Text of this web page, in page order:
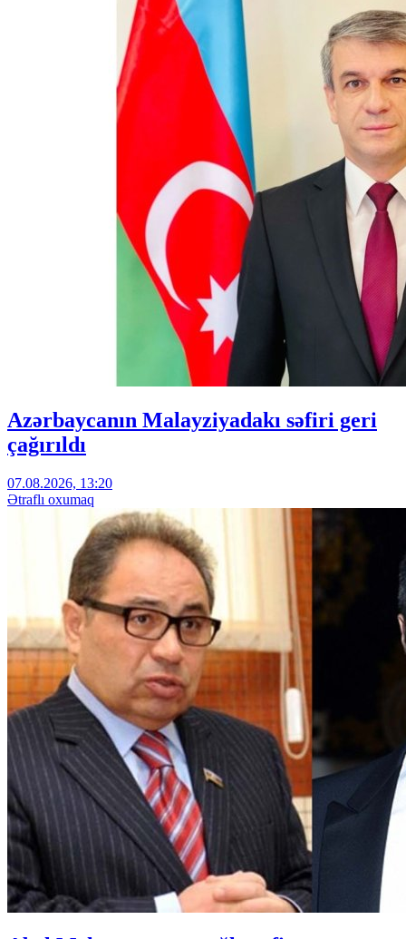
Azərbaycanın Malayziyadakı səfiri geri
çağırıldı
07.08.2026, 13:20
Ətraflı oxumaq